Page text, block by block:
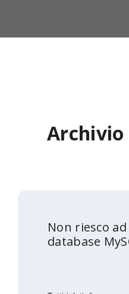
Archivio
Non riesco
database